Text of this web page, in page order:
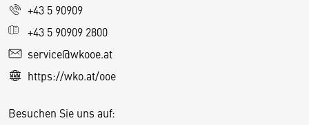
+43 5 90909
+43 5 90909 2800
service@wkooe.at
https://wko.at/ooe
Besuchen Sie uns auf:
D
e
s
S